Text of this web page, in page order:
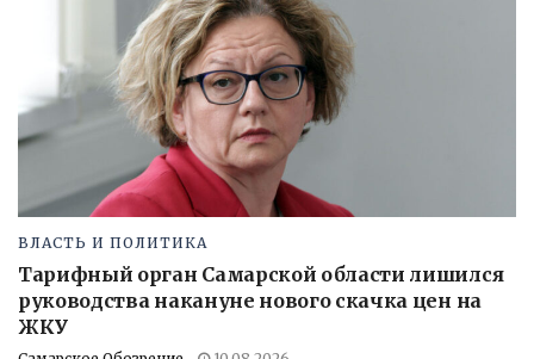
ВЛАСТЬ И ПОЛИТИКА
Тарифный орган Самарской области лишился
руководства накануне нового скачка цен на
ЖКУ